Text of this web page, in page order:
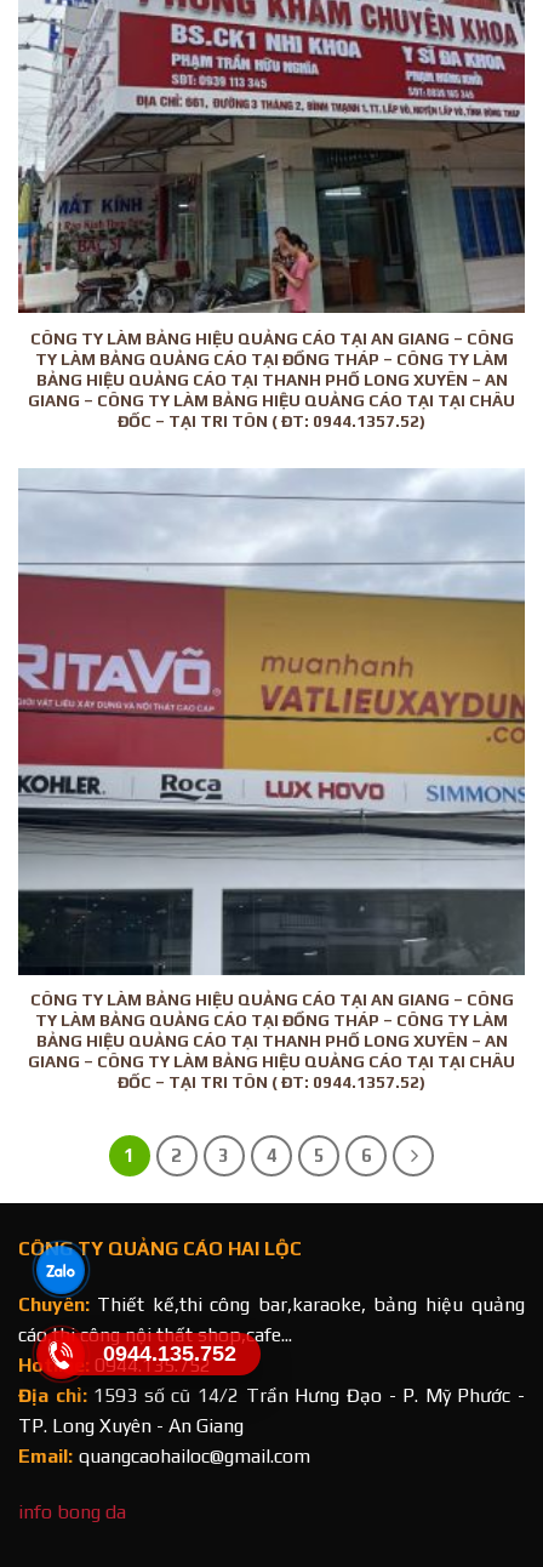
CÔNG TY LÀM BẢNG HIỆU QUẢNG CÁO TẠI AN GIANG – CÔNG
TY LÀM BẢNG QUẢNG CÁO TẠI ĐỒNG THÁP – CÔNG TY LÀM
BẢNG HIỆU QUẢNG CÁO TẠI THANH PHỐ LONG XUYÊN – AN
GIANG – CÔNG TY LÀM BẢNG HIỆU QUẢNG CÁO TẠI TẠI CHÂU
ĐỐC – TẠI TRI TÔN ( ĐT: 0944.1357.52)
CÔNG TY LÀM BẢNG HIỆU QUẢNG CÁO TẠI AN GIANG – CÔNG
TY LÀM BẢNG QUẢNG CÁO TẠI ĐỒNG THÁP – CÔNG TY LÀM
BẢNG HIỆU QUẢNG CÁO TẠI THANH PHỐ LONG XUYÊN – AN
GIANG – CÔNG TY LÀM BẢNG HIỆU QUẢNG CÁO TẠI TẠI CHÂU
ĐỐC – TẠI TRI TÔN ( ĐT: 0944.1357.52)
1 2 3 4 5 6
CÔNG TY QUẢNG CÁO HAI LỘC
Chuyên: Thiết kế,thi công bar,karaoke, bảng hiệu quảng
cáo,thi công nội thất shop,cafe...
Hotline: 0944.135.752
Địa chỉ: 1593 số cũ 14/2 Trần Hưng Đạo - P. Mỹ Phước -
TP. Long Xuyên - An Giang
Email: quangcaohailoc@gmail.com
info bong da
0944.135.752